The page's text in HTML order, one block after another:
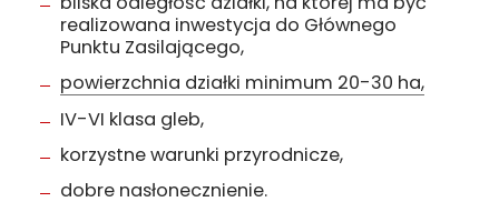
realizowana inwestycja do Głównego
Punktu Zasilającego,
powierzchnia działki minimum 20-30 ha,
IV-VI klasa gleb,
korzystne warunki przyrodnicze,
dobre nasłonecznienie.